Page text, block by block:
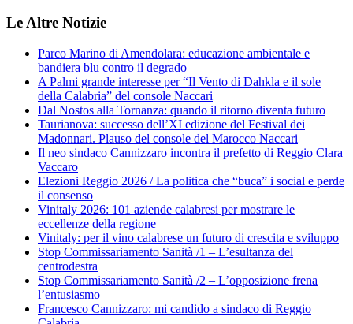
Le Altre Notizie
Parco Marino di Amendolara: educazione ambientale e
bandiera blu contro il degrado
A Palmi grande interesse per “Il Vento di Dahkla e il sole
della Calabria” del console Naccari
Dal Nostos alla Tornanza: quando il ritorno diventa futuro
Taurianova: successo dell’XI edizione del Festival dei
Madonnari. Plauso del console del Marocco Naccari
Il neo sindaco Cannizzaro incontra il prefetto di Reggio Clara
Vaccaro
Elezioni Reggio 2026 / La politica che “buca” i social e perde
il consenso
Vinitaly 2026: 101 aziende calabresi per mostrare le
eccellenze della regione
Vinitaly: per il vino calabrese un futuro di crescita e sviluppo
Stop Commissariamento Sanità /1 – L’esultanza del
centrodestra
Stop Commissariamento Sanità /2 – L’opposizione frena
l’entusiasmo
Francesco Cannizzaro: mi candido a sindaco di Reggio